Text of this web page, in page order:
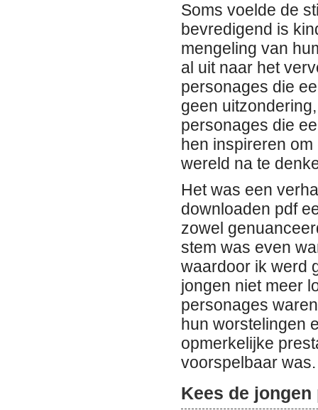
Soms voelde de
bevredigend is
mengeling van
al uit naar het
personages die
geen
personages die
hen inspireren
wereld na te
Het was een
downloaden pdf
zowel
stem was even
waardoor ik werd
jongen niet meer
personages
hun worstelingen
opmerkelijke
voorspelbaar was.
Kees de jongen